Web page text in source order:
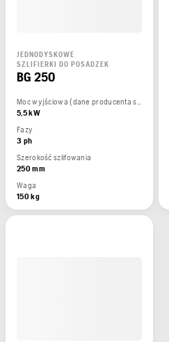
JEDNODYSKOWE
SZLIFIERKI DO POSADZEK
BG 250
Moc wyjściowa (dane producenta silnika)
5,5 kW
Fazy
3 ph
Szerokość szlifowania
250 mm
Waga
150 kg